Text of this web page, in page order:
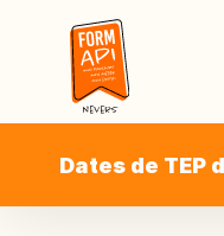
Dates de TEP